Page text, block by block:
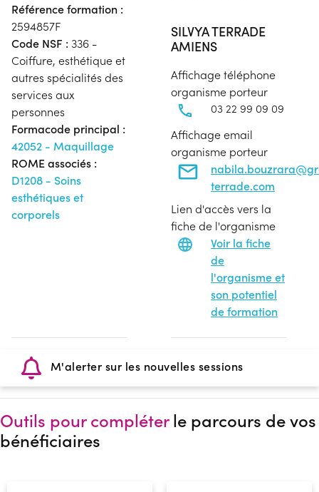
Référence formation :
2594857F
Code NSF : 336 -
Coiffure, esthétique et
autres spécialités des
services aux
personnes
Formacode principal :
42052 - Maquillage
ROME associés :
D1208 - Soins
esthétiques et
corporels
SILVYA TERRADE
AMIENS
Affichage téléphone
organisme porteur
03 22 99 09 09
Affichage email
organisme porteur
terrade.com
Lien d'accès vers la
fiche de l'organisme
Voir la fiche
de
l'organisme et
son potentiel
de formation
M'alerter sur les nouvelles sessions
Outils pour compléterle parcours de vos
bénéficiaires